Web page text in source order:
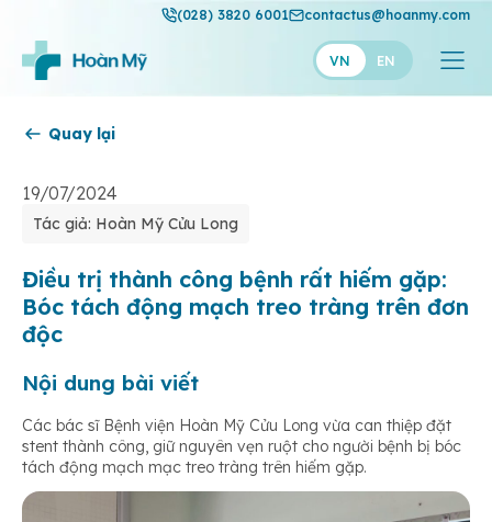
(028) 3820 6001 contactus@hoanmy.com
VN EN
Hạnh Phúc
Thuận Mỹ
Quay lại
19/07/2024
Tác giả: Hoàn Mỹ Cửu Long
Điều trị thành công bệnh rất hiếm gặp:
Bóc tách động mạch treo tràng trên đơn
độc
Nội dung bài viết
Các bác sĩ Bệnh viện Hoàn Mỹ Cửu Long vừa can thiệp đặt
stent thành công, giữ nguyên vẹn ruột cho người bệnh bị bóc
tách động mạch mạc treo tràng trên hiếm gặp.